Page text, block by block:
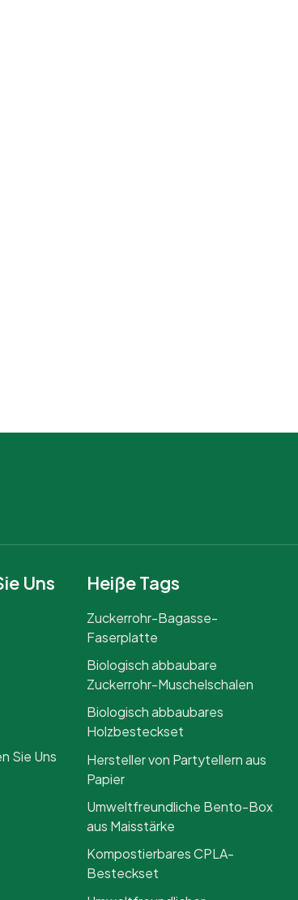
Uns
Sie Uns
Heiße Tags
Zuckerrohr-Bagasse-
Faserplatte
Biologisch abbaubare
Zuckerrohr-Muschelschalen
Biologisch abbaubares
Holzbesteckset
Hersteller von Partytellern aus
Papier
Umweltfreundliche Bento-Box
aus Maisstärke
Kompostierbares CPLA-
Besteckset